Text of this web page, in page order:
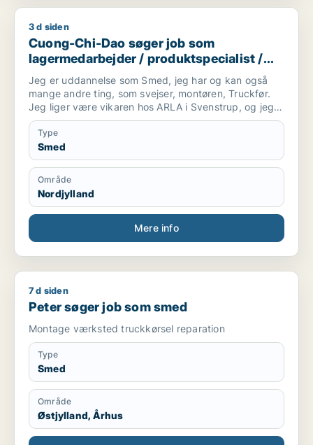
Cuong-Chi-Dao søger job som lagermedarbejder /
3 d siden
Cuong-Chi-Dao søger job som
lagermedarbejder / produktspecialist /
sikkerhedsmedarbejder / smed /
logistikmedarbejder
Jeg er uddannelse som Smed, jeg har og kan også
mange andre ting, som svejser, montøren, Truckfør.
Jeg liger være vikaren hos ARLA i Svenstrup, og jeg
kan beviser at jeg er gode medarbejder......
Type
Smed
Område
Nordjylland
Mere info
Peter søger job som smed
7 d siden
Peter søger job som smed
Montage værksted truckkørsel reparation
Type
Smed
Område
Østjylland, Århus